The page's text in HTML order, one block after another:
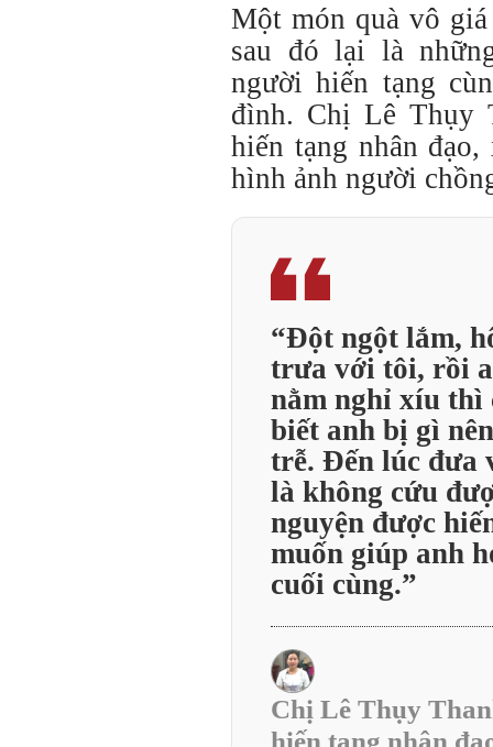
Một món quà vô
sau đó lại là
người hiến tạng
đình. Chị Lê Thụy
hiến tạng nhân
hình ảnh người
“Đột ngột lắm,
trưa với tôi, rồi
nằm nghỉ xíu thì
biết anh bị gì
trễ. Đến lúc đưa
là không cứu
nguyện được
muốn giúp anh
cuối cùng.”
Chị Lê Thụy
hiến tạng nhân